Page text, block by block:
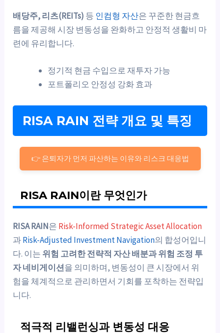
배당주, 리츠(REITs) 등 인컴형 자산은 꾸준한 현금흐
름을 제공해 시장 변동성을 완화하고 안정적 생활비 마
련에 유리합니다.
정기적 현금 수입으로 재투자 가능
포트폴리오 안정성 강화 효과
RISA RAIN 전략 개요 및 특징
👉 은퇴자가 먼저 파산하는 이유와 리스크 대응법
RISA RAIN이란 무엇인가
RISA RAIN은 Risk-Informed Strategic Asset Allocation
과Risk-Adjusted Investment Navigation의 합성어입니
다. 이는 위험 고려한 전략적 자산 배분과 위험 조정 투
자 네비게이션을 의미하며, 변동성이 큰 시장에서 위
험을 체계적으로 관리하면서 기회를 포착하는 전략입
니다.
적극적 리밸런싱과 변동성 대응